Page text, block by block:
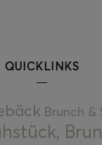
QUICKLINKS
Brunch &